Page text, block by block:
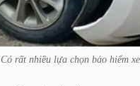
Có rất nhiều lựa chọn bảo hiểm